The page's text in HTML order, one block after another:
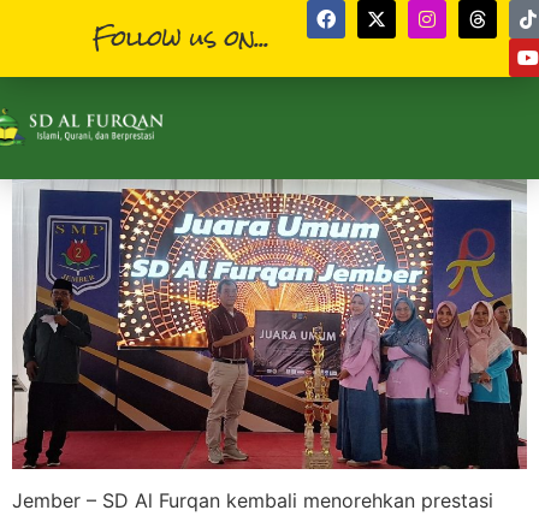
Follow us on...
Jember – SD Al Furqan kembali menorehkan prestasi